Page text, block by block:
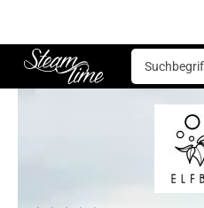
Steam time
E-Zigarette Mehrweg Systeme